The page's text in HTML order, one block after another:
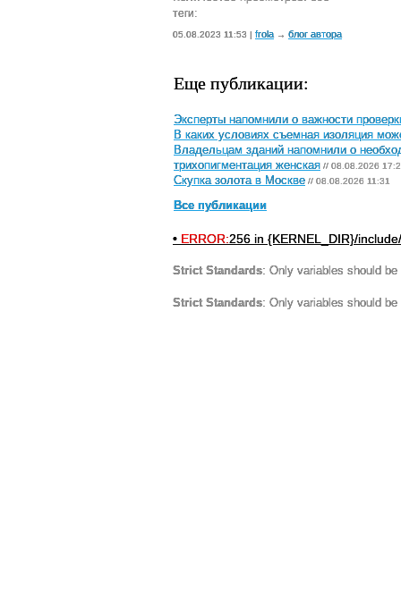
теги:
05.08.2023 11:53 | frola → блог автора
Еще публикации:
Эксперты напомнили о важности
В каких условиях съемная изоляция
Владельцам зданий напомнили о
трихопигментация женская // 08.08.2026
Скупка золота в Москве // 08.08.2026 11:31
Все публикации
• ERROR:256 in {KERNEL_DIR}/
Strict Standards: Only variables should
Strict Standards: Only variables should